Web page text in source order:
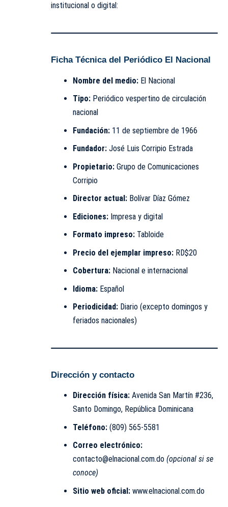
institucional o digital:
Ficha Técnica del Periódico El Nacional
Nombre del medio:El Nacional
Tipo:Periódico vespertino de circulación
nacional
Fundación:11 de septiembre de 1966
Fundador:José Luis Corripio Estrada
Propietario:Grupo de Comunicaciones
Corripio
Director actual:Bolívar Díaz Gómez
Ediciones:Impresa y digital
Formato impreso:Tabloide
Precio del ejemplar impreso:RD$20
Cobertura:Nacional e internacional
Idioma:Español
Periodicidad:Diario (excepto domingos y
feriados nacionales)
Dirección y contacto
Dirección física:Avenida San Martín #236,
Santo Domingo, República Dominicana
Teléfono:(809) 565-5581
Correo electrónico:
contacto@elnacional.com.do (opcional si se
conoce)
Sitio web oficial: www.elnacional.com.do